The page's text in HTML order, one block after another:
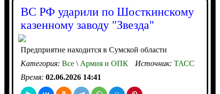
ВС РФ ударили по Шосткинскому
казенному заводу "Звезда"
Предприятие находится в Сумской области
Категория: Все\Армия и ОПК Источник: ТАСС
Время: 02.06.2026 14:41